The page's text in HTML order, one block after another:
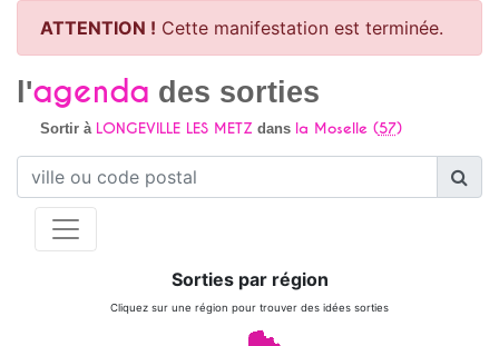
ATTENTION ! Cette manifestation est terminée.
l'agenda des sorties
Sortir à LONGEVILLE LES METZ dans la Moselle (57)
Sorties par région
Cliquez sur une région pour trouver des idées sorties